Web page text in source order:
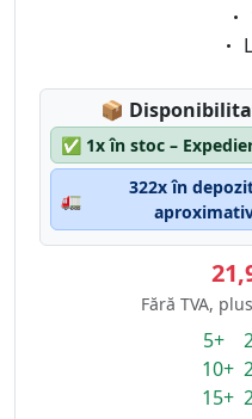
📦 Lagerstatus:
✅ 1x în stoc –
🚛
322x în
Fără TVA,
5+
10+
15+